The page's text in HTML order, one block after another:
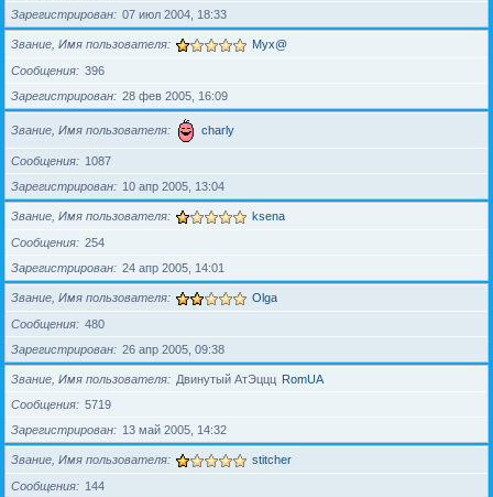
Зарегистрирован
07 июл 2004, 18:33
Звание, Имя пользователя Myx@
Сообщения
396
Зарегистрирован
28 фев 2005, 16:09
Звание, Имя пользователя charly
Сообщения
1087
Зарегистрирован
10 апр 2005, 13:04
Звание, Имя пользователя ksena
Сообщения
254
Зарегистрирован
24 апр 2005, 14:01
Звание, Имя пользователя Olga
Сообщения
480
Зарегистрирован
26 апр 2005, 09:38
Звание, Имя пользователя Двинутый АтЭццц RomUA
Сообщения
5719
Зарегистрирован
13 май 2005, 14:32
Звание, Имя пользователя stitcher
Сообщения
144